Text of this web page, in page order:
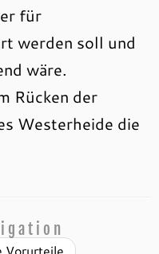
für
werden soll und
wäre.
Rücken der
Westerheide die